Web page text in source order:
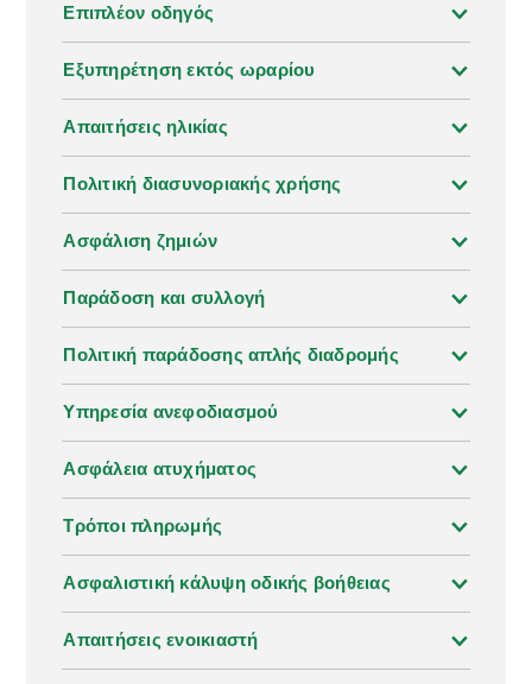
στην αίθουσα αφίξεων και σημεία παραλαβής σε
κοντινή απόσταση, οπότε η διαδικασία είναι απλή
και γρήγορη. Ξεκινώντας το ταξίδι σας με ένα
ενοικιαζόμενο αυτοκίνητο από το Αεροδρόμιο της
Ρόδου, έχετε τη δυνατότητα να εξερευνήσετε το νησί
με ευκολία και ευελιξία, χωρίς να εξαρτάστε από τα
σταθερά δρομολόγια των μέσων μαζικής
μεταφοράς. Εξερευνήστε τη Ρόδο και τα γύρω μέρη
με την Enterprise.
Επιπλέον οδηγός
Εξυπηρέτηση εκτός ωραρίου
Απαιτήσεις ηλικίας
Πολιτική διασυνοριακής χρήσης
Ασφάλιση ζημιών
Παράδοση και συλλογή
Πολιτική παράδοσης απλής διαδρομής
Υπηρεσία ανεφοδιασμού
Ασφάλεια ατυχήματος
Τρόποι πληρωμής
Ασφαλιστική κάλυψη οδικής βοήθειας
Απαιτήσεις ενοικιαστή